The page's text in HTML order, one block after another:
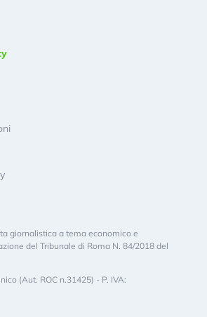
giornalistica a tema economico e
del Tribunale di Roma N. 84/2018 del
(Aut. ROC n.31425) - P. IVA: